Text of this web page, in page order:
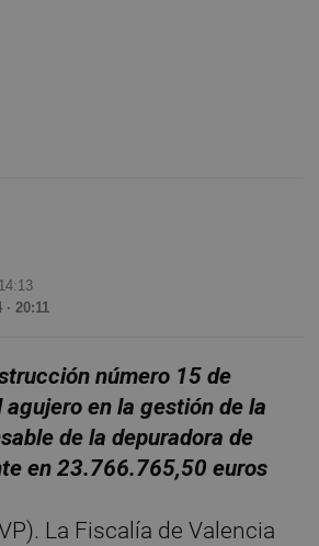
14:13
20:11
número 15 de
en la gestión de la
de la depuradora de
en 23.766.765,50 euros
La Fiscalía de Valencia